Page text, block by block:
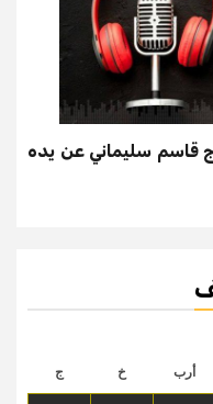
قاسم سليماني عن يده
أرب خ ج